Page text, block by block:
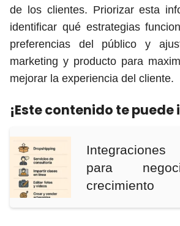
de los clientes. Priorizar esta
identificar qué estrategias
preferencias del público y
marketing y producto para
mejorar la experiencia del cliente.
¡Este contenido te
para
crecimiento